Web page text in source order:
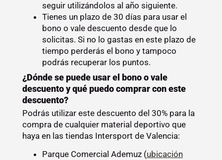
seguir utilizándolos al año siguiente.
Tienes un plazo de 30 días para usar el
bono o vale descuento desde que lo
solicitas. Si no lo gastas en este plazo de
tiempo perderás el bono y tampoco
podrás recuperar los puntos.
¿Dónde se puede usar el bono o vale
descuento y qué puedo comprar con este
descuento?
Podrás utilizar este descuento del 30% para la
compra de cualquier material deportivo que
haya en las tiendas Intersport de Valencia:
Parque Comercial Ademuz (ubicación